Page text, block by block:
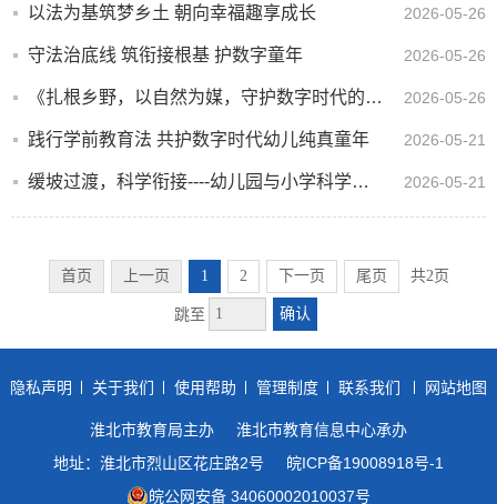
以法为基筑梦乡土 朝向幸福趣享成长 2026-05-26
守法治底线 筑衔接根基 护数字童年 2026-05-26
《扎根乡野，以自然为媒，守护数字时代的童年》 2026-05-26
践行学前教育法 共护数字时代幼儿纯真童年 2026-05-21
缓坡过渡，科学衔接----幼儿园与小学科学衔接的实践探索 2026-05-21
首页 上一页 1 2 下一页 尾页 共2页
跳至 确认
隐私声明 关于我们 使用帮助 管理制度 联系我们 网站地图
淮北市教育局主办
淮北市教育信息中心承办
地址：淮北市烈山区花庄路2号
皖ICP备19008918号-1
皖公网安备 34060002010037号